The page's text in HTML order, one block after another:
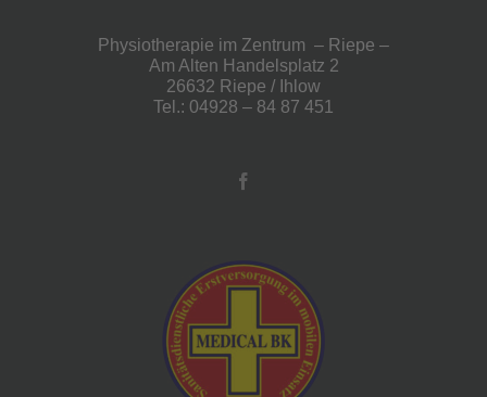
Physiotherapie im Zentrum – Riepe –
Am Alten Handelsplatz 2
26632 Riepe / Ihlow
Tel.: 04928 – 84 87 451